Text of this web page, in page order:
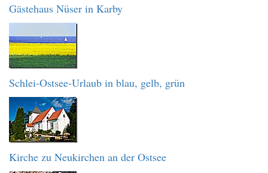
Gästehaus Nüser in Karby
Schlei-Ostsee-Urlaub in blau, gelb, grün
Kirche zu Neukirchen an der Ostsee